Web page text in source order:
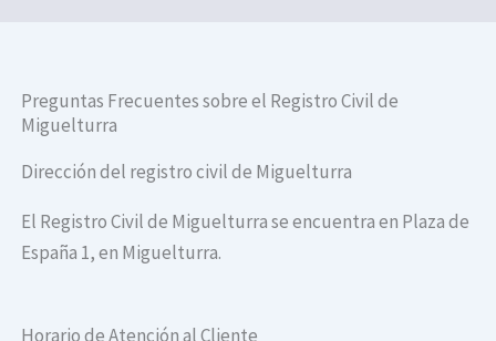
Preguntas Frecuentes sobre el Registro Civil de
Miguelturra
Dirección del registro civil de Miguelturra
El Registro Civil de Miguelturra se encuentra en Plaza de
España 1, en Miguelturra.
Horario de Atención al Cliente